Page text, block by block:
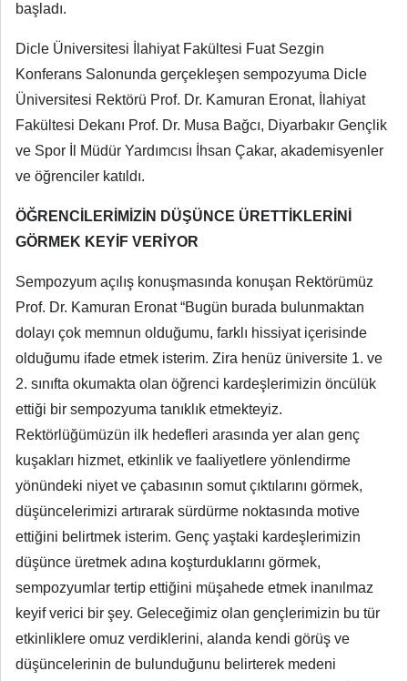
başladı.
Dicle Üniversitesi İlahiyat Fakültesi Fuat Sezgin
Konferans Salonunda gerçekleşen sempozyuma Dicle
Üniversitesi Rektörü Prof. Dr. Kamuran Eronat, İlahiyat
Fakültesi Dekanı Prof. Dr. Musa Bağcı, Diyarbakır Gençlik
ve Spor İl Müdür Yardımcısı İhsan Çakar, akademisyenler
ve öğrenciler katıldı.
ÖĞRENCİLERİMİZİN DÜŞÜNCE ÜRETTİKLERİNİ
GÖRMEK KEYİF VERİYOR
Sempozyum açılış konuşmasında konuşan Rektörümüz
Prof. Dr. Kamuran Eronat “Bugün burada bulunmaktan
dolayı çok memnun olduğumu, farklı hissiyat içerisinde
olduğumu ifade etmek isterim. Zira henüz üniversite 1. ve
2. sınıfta okumakta olan öğrenci kardeşlerimizin öncülük
ettiği bir sempozyuma tanıklık etmekteyiz.
Rektörlüğümüzün ilk hedefleri arasında yer alan genç
kuşakları hizmet, etkinlik ve faaliyetlere yönlendirme
yönündeki niyet ve çabasının somut çıktılarını görmek,
düşüncelerimizi artırarak sürdürme noktasında motive
ettiğini belirtmek isterim. Genç yaştaki kardeşlerimizin
düşünce üretmek adına koşturduklarını görmek,
sempozyumlar tertip ettiğini müşahede etmek inanılmaz
keyif verici bir şey. Geleceğimiz olan gençlerimizin bu tür
etkinliklere omuz verdiklerini, alanda kendi görüş ve
düşüncelerinin de bulunduğunu belirterek medeni